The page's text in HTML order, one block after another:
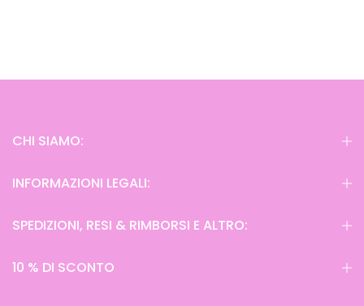
CHI SIAMO:
INFORMAZIONI LEGALI:
SPEDIZIONI, RESI & RIMBORSI E ALTRO:
10 % DI SCONTO